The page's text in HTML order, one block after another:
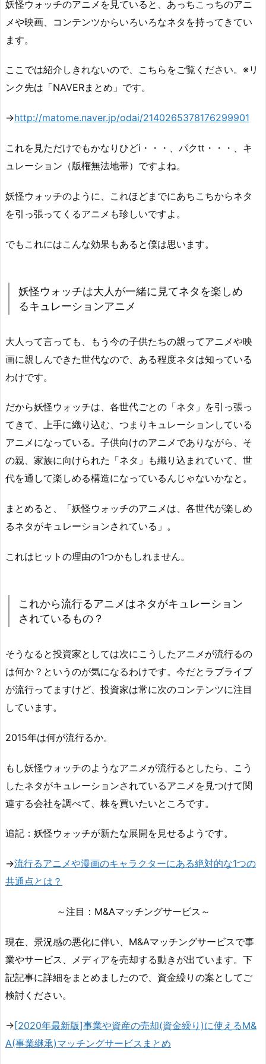
妖怪ウォッチのアニメを見ていると、あっちこっちのアニ
メや映画、コンテンツからいろいろなネタを持ってきてい
ます。
ここでは紹介しきれないので、こちらをご覧ください。※リ
ンク先は「NAVERまとめ」です。
→http://matome.naver.jp/odai/2140265378176299901
これを見ただけでもかなりひどi・・・、パクtt・・・、キ
ュレーション（版権無法地帯）ですよね。
妖怪ウォッチのように、これほどまでにあちこちからネタ
を引っ張ってくるアニメも珍しいですよ。
でもこれにはこんな効果もあると僕は思います。
妖怪ウォッチは大人が一緒に見てネタを楽しめ
るキュレーションアニメ
大人って言っても、もう今の子供たちの親ってアニメや映
画に親しんできた世代なので、ある程度ネタは知っている
わけです。
だから妖怪ウォッチは、各世代ごとの「ネタ」を引っ張っ
てきて、上手に織り込む、つまりキュレーションしている
アニメになっている。子供向けのアニメでありながら、そ
の親、家族に向けられた「ネタ」も織り込まれていて、世
代を通して楽しめる構造になっているんじゃないかなと。
まとめると、「妖怪ウォッチのアニメは、各世代が楽しめ
るネタがキュレーションされている」。
これはヒットの理由の1つかもしれません。
これから流行るアニメはネタがキュレーション
されているもの？
そうなると投資家としては次にこうしたアニメが流行るの
は何か？というのが気になるわけです。今だとラブライブ
が流行ってますけど、投資家は常に次のコンテンツに注目
しています。
2015年は何が流行るか。
もし妖怪ウォッチのようなアニメが流行るとしたら、こう
したネタがキュレーションされているアニメを見つけて関
連する会社を調べて、株を買いたいところです。
追記：妖怪ウォッチが新たな展開を見せるようです。
→流行るアニメや漫画のキャラクターにある絶対的な1つの
共通点とは？
～注目：M&Aマッチングサービス～
現在、景況感の悪化に伴い、M&Aマッチングサービスで事
業やサービス、メディアを売却する動きが出ています。下
記記事に詳細をまとめましたので、資金繰りの案としてご
検討ください。
→[2020年最新版]事業や資産の売却(資金繰り)に使えるM&
A(事業継承)マッチングサービスまとめ